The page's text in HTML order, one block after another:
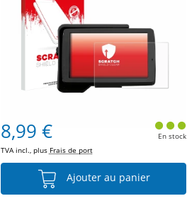
8,99 €
TVA incl., plus Frais de port
En stock
Ajouter au panier